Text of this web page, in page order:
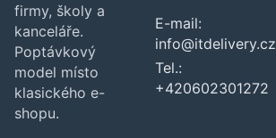
firmy, školy a
kanceláře.
Poptávkový
model místo
klasického e-
shopu.
E-mail:
info@itdelivery.cz
Tel.:
+420602301272